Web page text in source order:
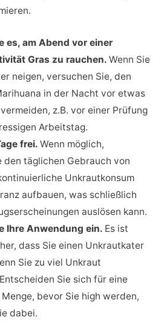
es, am Abend vor einer
Gras zu rauchen.Wenn Sie
neigen, versuchen Sie, den
in der Nacht vor etwas
z.B. vor einer Prüfung
Arbeitstag.
frei.Wenn möglich,
den täglichen Gebrauch von
Unkrautkonsum
aufbauen, was schließlich
auslösen kann.
Ihre Anwendung ein. Es ist
dass Sie einen Unkrautkater
Sie zu viel Unkraut
Sie sich für eine
bevor Sie high werden,
dabei.